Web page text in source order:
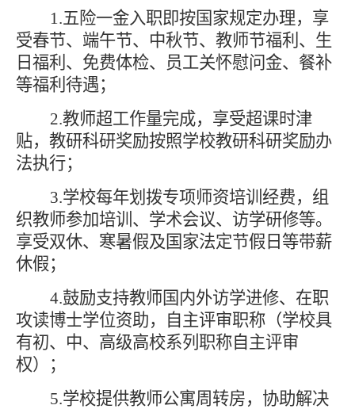
1.五险一金入职即按国家规定办理， 享
受春节、端午节、中秋节、教师节福利、 生
日福利、 免费体检、 员工关怀慰问金、 餐补
等福利待遇；
2.教师超工作量完成，享受超课时津
贴， 教研科研奖励按照学校教研科研奖励办
法执行；
3.学校每年划拨专项师资培训经费，组
织教师参加培训、学术会议、访学研修等。
享受双休、寒暑假及国家法定节假日等带薪
休假；
4.鼓励支持教师国内外访学进修、在职
攻读博士学位资助， 自主评审职称（学校具
有初、 中、 高级高校系列职称自主评审
权）；
5.学校提供教师公寓周转房， 协助解决